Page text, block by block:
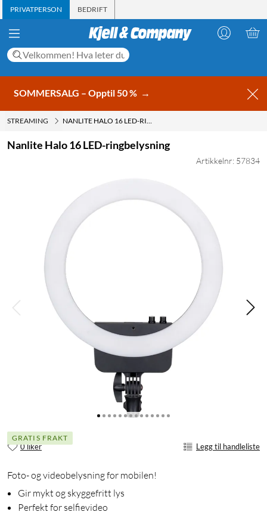
PRIVATPERSON BEDRIFT
SOMMERSALG – Opptil 50 % →
STREAMING NANLITE HALO 16 LED-RINGBELYSNING
Nanlite Halo 16 LED-ringbelysning
Artikkelnr: 57834
GRATIS FRAKT
0 liker Legg til handleliste
Foto- og videobelysning for mobilen!
Gir mykt og skyggefritt lys
Perfekt for selfievideo